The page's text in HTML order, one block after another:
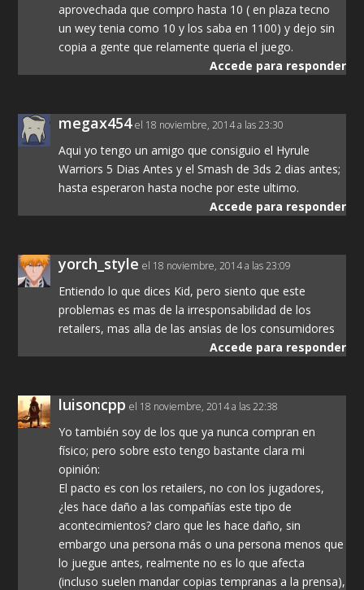
aprovechada que compro hasta 10 ( en plaza tecno
un wey tenia como 10 y los saba en 1100) y dejo sin
copia a gente que relamente queria el juego.
Accede para responder
megax454 el 18 noviembre, 2014 a las 23:30
Aqui yo tengo un amigo que consiguio el Hyrule
Warriors 5 Dias Antes y el Smash de 3ds 2 dias antes;
hasta esperaron hasta noche por este ultimo.
Accede para responder
yorch_style el 18 noviembre, 2014 a las 23:09
Entiendo lo que dices Kid, pero siento que este
problemas es mas de la irresponsabilidad de los
retailers, mas alla de las ansias de los consumidores
Accede para responder
luisoncpp el 18 noviembre, 2014 a las 22:38
Yo también soy de los que ya nunca compran en
físico; pero sobre esto tengo bastante clara mi
opinión:
El pacto es con los retailers, no con los jugadores,
¿les hace daño a las compañías este tipo de
acontecimientos? claro que les hace daño, sin
embargo una persona más o una persona menos que
lo juegue antes, realmente no es lo que afecta
(incluso suelen mandar copias tempranas a la prensa),